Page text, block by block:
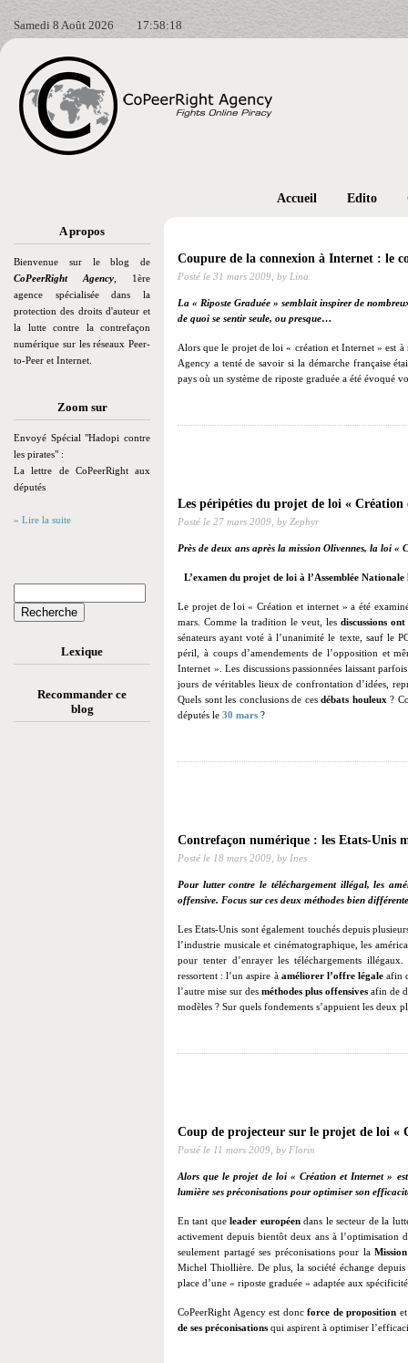
Samedi 8 Août 2026 17:58:19
A propos
Bienvenue sur le blog de
CoPeerRight Agency , 1ère
agence spécialisée dans la
protection des droits d'auteur et
la lutte contre la contrefaçon
numérique sur les réseaux Peer-
to-Peer et Internet.
Zoom sur
Envoyé Spécial "Hadopi contre
les pirates" :
La lettre de CoPeerRight aux
députés
» Lire la suite
Lexique
Recommander ce
blog
Accueil Edito
Coupure de la connexion à Internet : le
Posté le 31 mars 2009, by Lina
La « Riposte Graduée » semblait inspirer de
de quoi se sentir seule, ou presque…
Alors que le projet de loi « création et Internet » est à
Agency a tenté de savoir si la démarche française
pays où un système de riposte graduée a été
Les péripéties du projet de loi «
Posté le 27 mars 2009, by Zephyr
Près de deux ans après la mission Olivennes, la loi
L’examen du projet de loi à l’Assemblée
Le projet de loi « Création et internet » a été
mars. Comme la tradition le veut, lesdiscussions
sénateurs ayant voté à l’unanimité le texte, sauf le
péril, à coups d’amendements de l’opposition et
Internet ». Les discussions passionnées laissant
jours de véritables lieux de confrontation d’idées,
Quels sont les conclusions de cesdébats houleux ?
députés le 30 mars ?
Contrefaçon numérique : les Etats-Unis
Posté le 18 mars 2009, by Ines
Pour lutter contre le téléchargement illégal, les
offensive. Focus sur ces deux méthodes bien
Les Etats-Unis sont également touchés depuis
l’industrie musicale et cinématographique, les
pour tenter d’enrayer les téléchargements
ressortent : l’un aspire à améliorer l’offre légale afin
l’autre mise sur desméthodes plus offensives afin de
modèles ? Sur quels fondements s’appuient les deux
Coup de projecteur sur le projet de loi «
Posté le 11 mars 2009, by Florin
Alors que le projet de loi « Création et Internet »
lumière ses préconisations pour optimiser son
En tant queleader européendans le secteur de la
activement depuis bientôt deux ans à
seulement partagé ses préconisations pour la
Michel Thiollière. De plus, la société échange
place d’une « riposte graduée » adaptée aux
CoPeerRight Agency est doncforce de proposition
de ses préconisations qui aspirent à optimiser